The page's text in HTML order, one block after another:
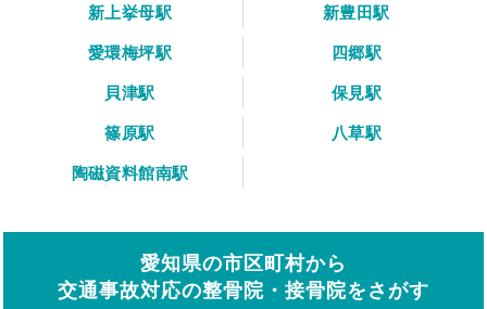
新上挙母駅
新豊田駅
愛環梅坪駅
四郷駅
貝津駅
保見駅
篠原駅
八草駅
陶磁資料館南駅
愛知県の市区町村から
交通事故対応の整骨院・接骨院をさがす